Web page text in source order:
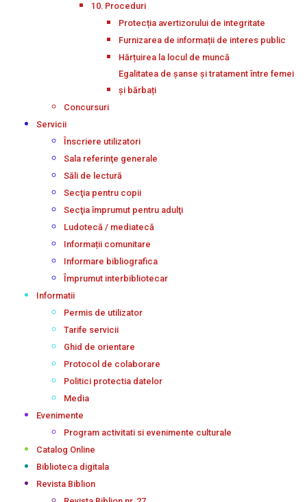
10. Proceduri
Protecția avertizorului de integritate
Furnizarea de informații de interes public
Hărțuirea la locul de muncă
Egalitatea de șanse și tratament între femei
și bărbați
Concursuri
Servicii
Înscriere utilizatori
Sala referinţe generale
Săli de lectură
Secţia pentru copii
Secţia împrumut pentru adulţi
Ludotecă / mediatecă
Informații comunitare
Informare bibliografica
Împrumut interbibliotecar
Informatii
Permis de utilizator
Tarife servicii
Ghid de orientare
Protocol de colaborare
Politici protectia datelor
Media
Evenimente
Program activitati si evenimente culturale
Catalog Online
Biblioteca digitala
Revista Biblion